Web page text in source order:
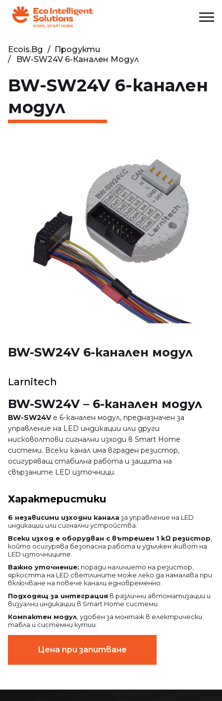
Ecois.bg / Продукти
BW-SW24V 6-Канален Модул
BW-SW24V 6-канален
модул
BW-SW24V 6-канален модул
Larnitech
BW-SW24V – 6-канален модул
BW-SW24Vе 6-канален модул, предназначен за
управление на LED индикации или други
нисковолтови сигнални изходи в Smart Home
системи. Всеки канал има вграден резистор,
осигуряващ стабилна работа и защита на
свързаните LED източници.
Характеристики
6 независими изходни канала за управление на LED
индикации или сигнални устройства.
Всеки изход е оборудван с вътрешен 1 kΩ резистор
който осигурява безопасна работа и удължен живот на
LED източниците.
Важно уточнение: поради наличието на резистор,
яркостта на LED светлините може леко да намалява при
включване на повече канали едновременно.
Подходящ за интеграция в различни автоматизации и
визуални индикации в Smart Home системи.
Компактен модул , удобен за монтаж в електрически
табла и системни кутии.
Цена при запитване